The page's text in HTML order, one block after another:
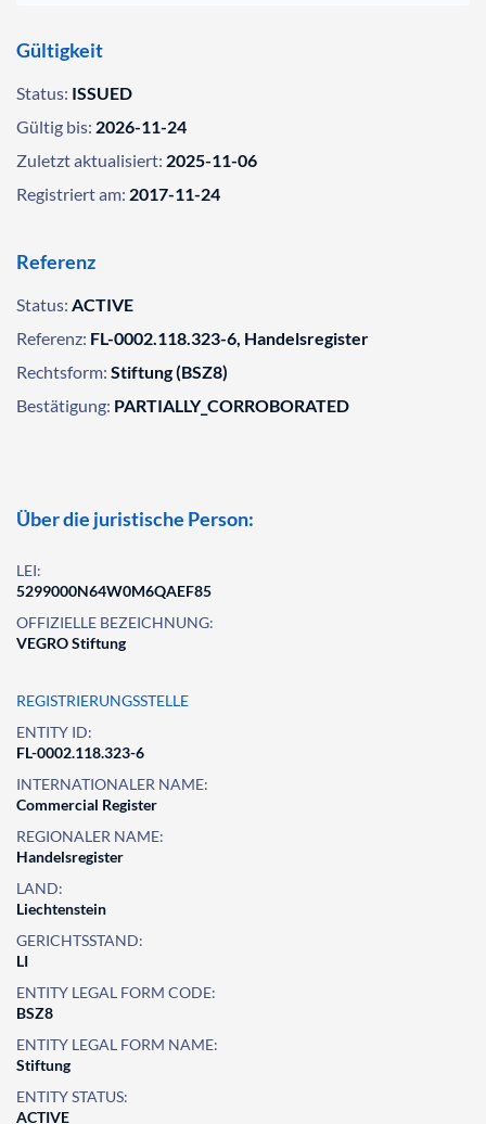
Gültigkeit
Status: ISSUED
Gültig bis: 2026-11-24
Zuletzt aktualisiert: 2025-11-06
Registriert am: 2017-11-24
Referenz
Status: ACTIVE
Referenz: FL-0002.118.323-6, Handelsregister
Rechtsform: Stiftung (BSZ8)
Bestätigung: PARTIALLY_CORROBORATED
Über die juristische Person:
LEI:
5299000N64W0M6QAEF85
OFFIZIELLE BEZEICHNUNG:
VEGRO Stiftung
REGISTRIERUNGSSTELLE
ENTITY ID:
FL-0002.118.323-6
INTERNATIONALER NAME:
Commercial Register
REGIONALER NAME:
Handelsregister
LAND:
Liechtenstein
GERICHTSSTAND:
LI
ENTITY LEGAL FORM CODE:
BSZ8
ENTITY LEGAL FORM NAME:
Stiftung
ENTITY STATUS:
ACTIVE